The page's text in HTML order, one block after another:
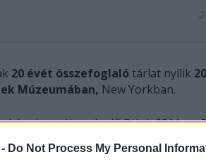
Do Not Process My Personal
20 évét összefoglaló tárlat nyílik
Múzeumában, New Yorkban.
is tevékenykedő Björk 2011-es
lesz több észak-európai iskolában.
témájú projektje bekerül a